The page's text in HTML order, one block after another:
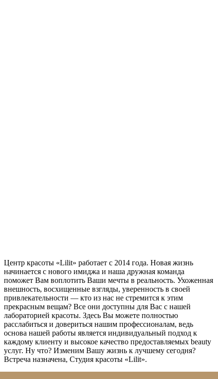
Центр красоты «Lilit» работает с 2014 года. Новая жизнь
начинается с нового имиджа и наша дружная команда
поможет Вам воплотить Ваши мечты в реальность. Ухоженная
внешность, восхищенные взгляды, уверенность в своей
привлекательности — кто из нас не стремится к этим
прекрасным вещам? Все они доступны для Вас с нашей
лабораторией красоты. Здесь Вы можете полностью
расслабиться и довериться нашим профессионалам, ведь
основа нашей работы является индивидуальный подход к
каждому клиенту и высокое качество предоставляемых beauty
услуг. Ну что? Изменим Вашу жизнь к лучшему сегодня?
Встреча назначена, Студия красоты «Lilit».